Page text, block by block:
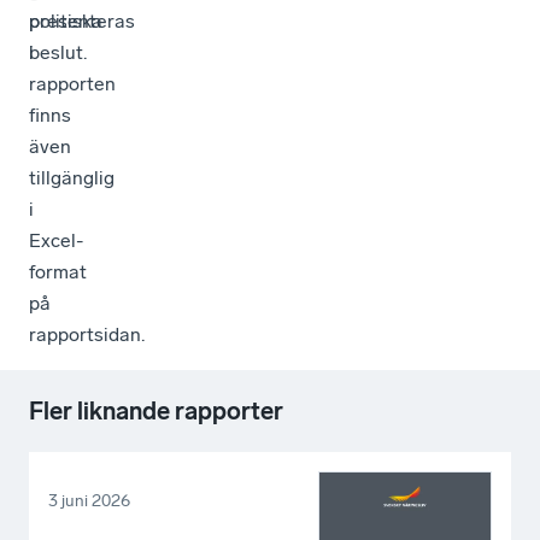
politiska
beslut.
presenteras
i
rapporten
finns
även
tillgänglig
i
Excel-
format
på
rapportsidan.
Fler liknande rapporter
3 juni 2026